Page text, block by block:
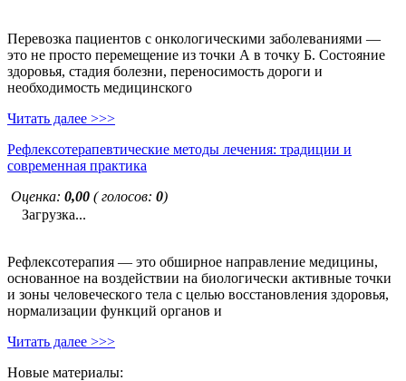
Перевозка пациентов с онкологическими заболеваниями —
это не просто перемещение из точки А в точку Б. Состояние
здоровья, стадия болезни, переносимость дороги и
необходимость медицинского
Читать далее >>>
Рефлексотерапевтические методы лечения: традиции и
современная практика
Оценка: 0,00 ( голосов: 0)
Загрузка...
Рефлексотерапия — это обширное направление медицины,
основанное на воздействии на биологически активные точки
и зоны человеческого тела с целью восстановления здоровья,
нормализации функций органов и
Читать далее >>>
Новые материалы: